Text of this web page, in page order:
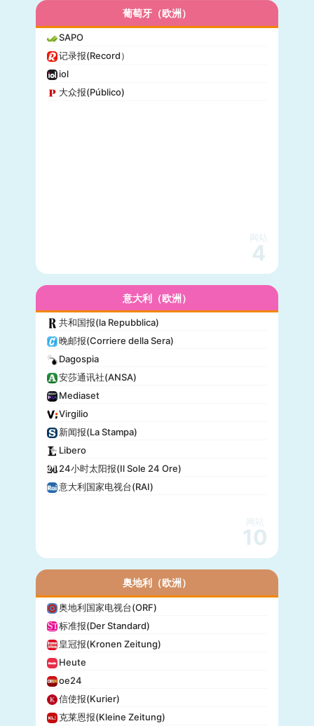
葡萄牙（欧洲）
SAPO
记录报(Record）
iol
大众报(Público)
网站
4
意大利（欧洲）
共和国报(la Repubblica)
晚邮报(Corriere della Sera)
Dagospia
安莎通讯社(ANSA)
Mediaset
Virgilio
新闻报(La Stampa)
Libero
24小时太阳报(Il Sole 24 Ore)
意大利国家电视台(RAI)
网站
10
奥地利（欧洲）
奥地利国家电视台(ORF)
标准报(Der Standard)
皇冠报(Kronen Zeitung)
Heute
oe24
信使报(Kurier)
克莱恩报(Kleine Zeitung)